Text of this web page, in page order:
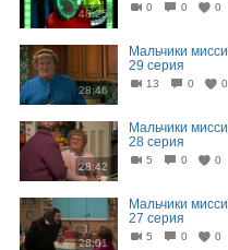
48:25
0 0 0
28:46
Мальчики
29 серия
13 0 0
28:42
Мальчики
28 серия
5 0 0
28:01
Мальчики
27 серия
5 0 0